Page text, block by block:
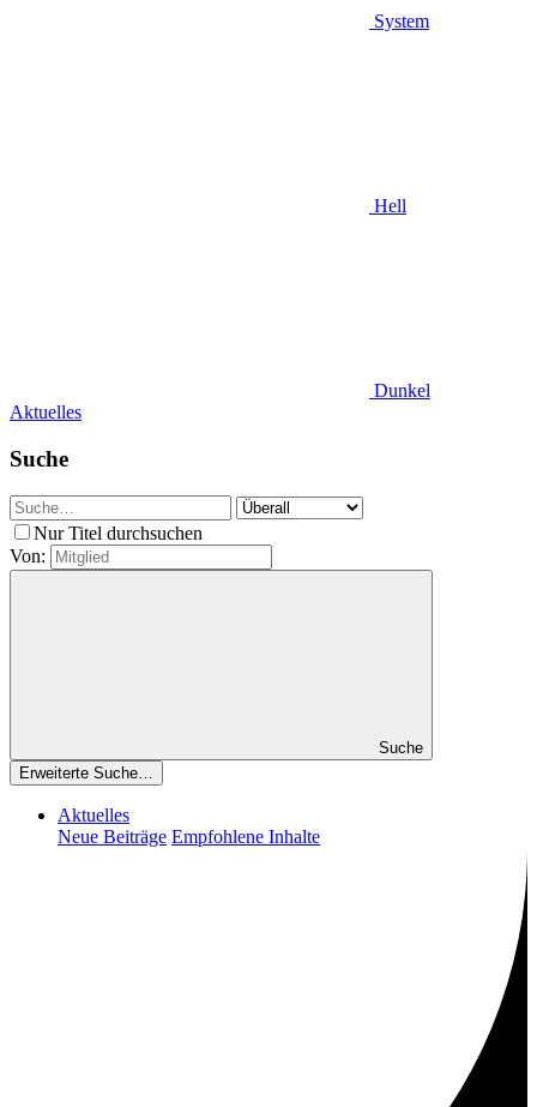
System
Hell
Dunkel
Aktuelles
Suche
Nur Titel durchsuchen
Von:
Suche
Erweiterte Suche…
Aktuelles
Neue Beiträge Empfohlene Inhalte